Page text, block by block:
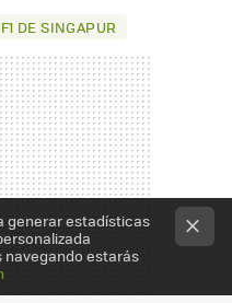
DE SINGAPUR
generar estadísticas
navegando estarás